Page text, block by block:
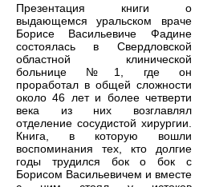
Презентация книги о
выдающемся уральском враче
Борисе Васильевиче Фадине
состоялась в Свердловской
областной клинической
больнице №1, где он
проработал в общей сложности
около 46 лет и более четверти
века из них возглавлял
отделение сосудистой хирургии.
Книга, в которую вошли
воспоминания тех, кто долгие
годы трудился бок о бок с
Борисом Васильевичем и вместе